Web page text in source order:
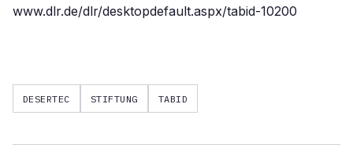
www.dlr.de/dlr/desktopdefault.aspx/tabid-10200
DESERTEC STIFTUNG TABID